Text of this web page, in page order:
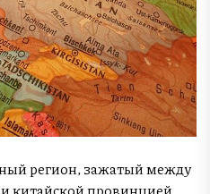
регион, зажатый между
китайской провинцией